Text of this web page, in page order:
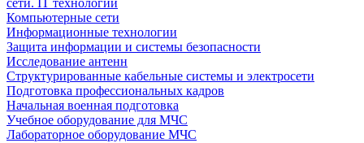
сети. IT технологии
Компьютерные сети
Информационные технологии
Защита информации и системы безопасности
Исследование антенн
Структурированные кабельные системы и электросети
Подготовка профессиональных кадров
Начальная военная подготовка
Учебное оборудование для МЧС
Лабораторное оборудование МЧС